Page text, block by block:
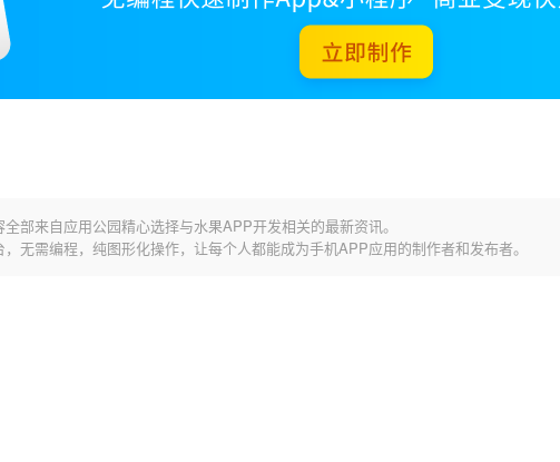
部来自应用公园精心选择与水果APP开发相关的最新资讯。
无需编程，纯图形化操作，让每个人都能成为手机APP应用的制作者和发布者。